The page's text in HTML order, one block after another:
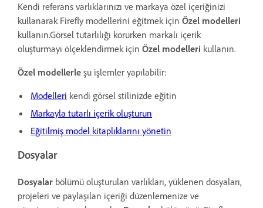
Kendi referans varlıklarınızı ve markaya özel içeriğinizi
kullanarak Firefly modellerini eğitmek için Özel modelleri
kullanın.Görsel tutarlılığı korurken markalı içerik
oluşturmayı ölçeklendirmek için Özel modelleri kullanın.
Özel modellerle şu işlemler yapılabilir:
Modelleri kendi görsel stilinizde eğitin
Markayla tutarlı içerik oluşturun
Eğitilmiş model kitaplıklarını yönetin
Dosyalar
Dosyalar bölümü oluşturulan varlıkları, yüklenen dosyaları,
projeleri ve paylaşılan içeriği düzenlemenize ve